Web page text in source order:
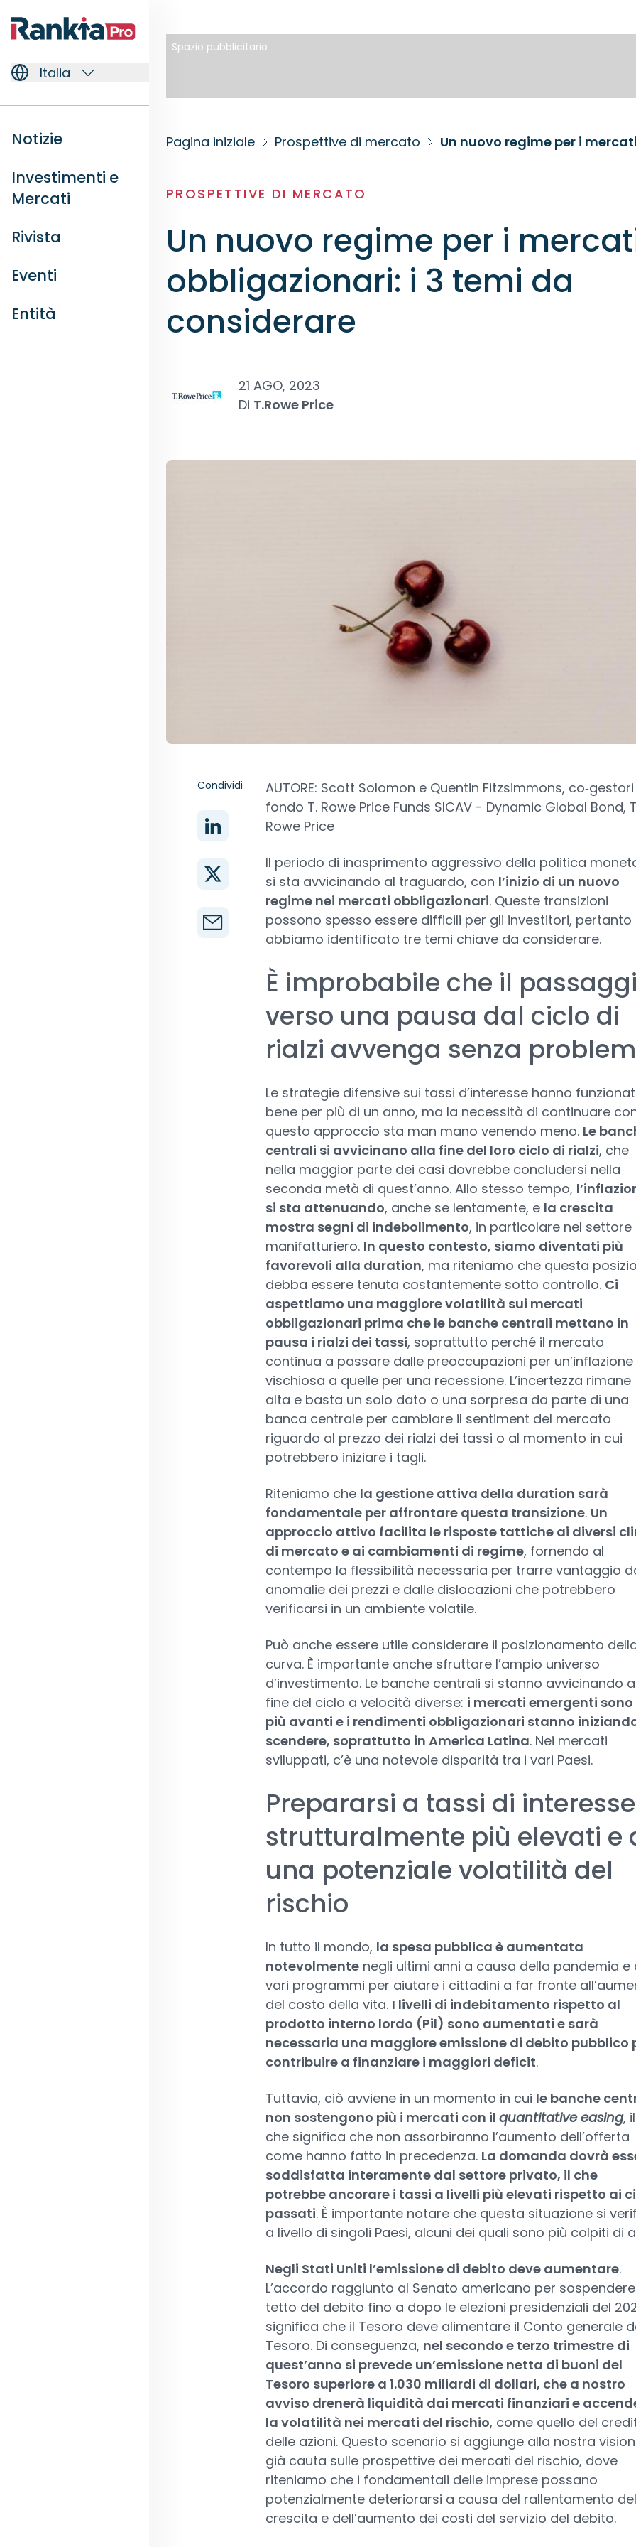
Italia
Notizie
Investimenti e
Mercati
Rivista
Eventi
Entità
Spazio pubblicitario
Pagina iniziale Prospettive di mercato Un nuovo regime per i
PROSPETTIVE DI MERCATO
Un nuovo regime per i
obbligazionari: i 3 temi da
considerare
21 AGO, 2023
Di T.Rowe Price
Condividi
AUTORE: Scott Solomon e Quentin Fitzsimmons,
fondo T. Rowe Price Funds SICAV - Dynamic Global Bond,
Rowe Price
Il periodo di inasprimento aggressivo della politica
si sta avvicinando al traguardo, con l’inizio di un nuovo
regime nei mercati obbligazionari. Queste transizioni
possono spesso essere difficili per gli investitori, pertanto
abbiamo identificato tre temi chiave da considerare.
È improbabile che il
verso una pausa dal ciclo di
rialzi avvenga senza
Le strategie difensive sui tassi d’interesse hanno
bene per più di un anno, ma la necessità di continuare
questo approccio sta man mano venendo meno. Le
centrali si avvicinano alla fine del loro ciclo di rialzi, che
nella maggior parte dei casi dovrebbe concludersi nella
seconda metà di quest’anno. Allo stesso tempo,
si sta attenuando, anche se lentamente, e la crescita
mostra segni di indebolimento, in particolare nel settore
manifatturiero. In questo contesto, siamo diventati più
favorevoli alla duration, ma riteniamo che questa
debba essere tenuta costantemente sotto controllo. Ci
aspettiamo una maggiore volatilità sui mercati
obbligazionari prima che le banche centrali mettano in
pausa i rialzi dei tassi, soprattutto perché il mercato
continua a passare dalle preoccupazioni per un’inflazione
vischiosa a quelle per una recessione. L’incertezza rimane
alta e basta un solo dato o una sorpresa da parte di una
banca centrale per cambiare il sentiment del mercato
riguardo al prezzo dei rialzi dei tassi o al momento in cui
potrebbero iniziare i tagli.
Riteniamo che la gestione attiva della duration sarà
fondamentale per affrontare questa transizione. Un
approccio attivo facilita le risposte tattiche ai diversi
di mercato e ai cambiamenti di regime, fornendo al
contempo la flessibilità necessaria per trarre vantaggio
anomalie dei prezzi e dalle dislocazioni che potrebbero
verificarsi in un ambiente volatile.
Può anche essere utile considerare il posizionamento
curva. È importante anche sfruttare l’ampio universo
d’investimento. Le banche centrali si stanno avvicinando
fine del ciclo a velocità diverse: i mercati emergenti sono
più avanti e i rendimenti obbligazionari stanno
scendere, soprattutto in America Latina. Nei mercati
sviluppati, c’è una notevole disparità tra i vari Paesi.
Prepararsi a tassi di interesse
strutturalmente più elevati e
una potenziale volatilità del
rischio
In tutto il mondo, la spesa pubblica è aumentata
notevolmentenegli ultimi anni a causa della pandemia e
vari programmi per aiutare i cittadini a far fronte
del costo della vita. I livelli di indebitamento rispetto al
prodotto interno lordo (Pil) sono aumentati e sarà
necessaria una maggiore emissione di debito pubblico
contribuire a finanziare i maggiori deficit.
Tuttavia, ciò avviene in un momento in cui le banche
non sostengono più i mercati con il quantitative easing, il
che significa che non assorbiranno l’aumento dell’offerta
come hanno fatto in precedenza. La domanda dovrà
soddisfatta interamente dal settore privato, il che
potrebbe ancorare i tassi a livelli più elevati rispetto ai
passati. È importante notare che questa situazione si
a livello di singoli Paesi, alcuni dei quali sono più colpiti di
Negli Stati Uniti l’emissione di debito deve aumentare.
L’accordo raggiunto al Senato americano per
tetto del debito fino a dopo le elezioni presidenziali del
significa che il Tesoro deve alimentare il Conto generale
Tesoro. Di conseguenza, nel secondo e terzo trimestre di
quest’anno si prevede un’emissione netta di buoni del
Tesoro superiore a 1.030 miliardi di dollari, che a nostro
avviso drenerà liquidità dai mercati finanziari e
la volatilità nei mercati del rischio, come quello del
delle azioni. Questo scenario si aggiunge alla nostra
già cauta sulle prospettive dei mercati del rischio, dove
riteniamo che i fondamentali delle imprese possano
potenzialmente deteriorarsi a causa del rallentamento
crescita e dell’aumento dei costi del servizio del debito.